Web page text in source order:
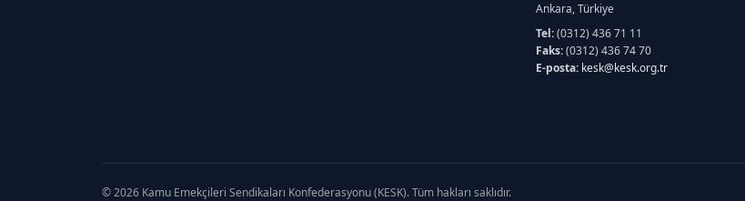
Ankara, Türkiye
Tel:(0312) 436 71 11
Faks:(0312) 436 74 70
E-posta: kesk@kesk.org.tr
© 2026 Kamu Emekçileri Sendikaları Konfederasyonu (KESK). Tüm hakları saklıdır.